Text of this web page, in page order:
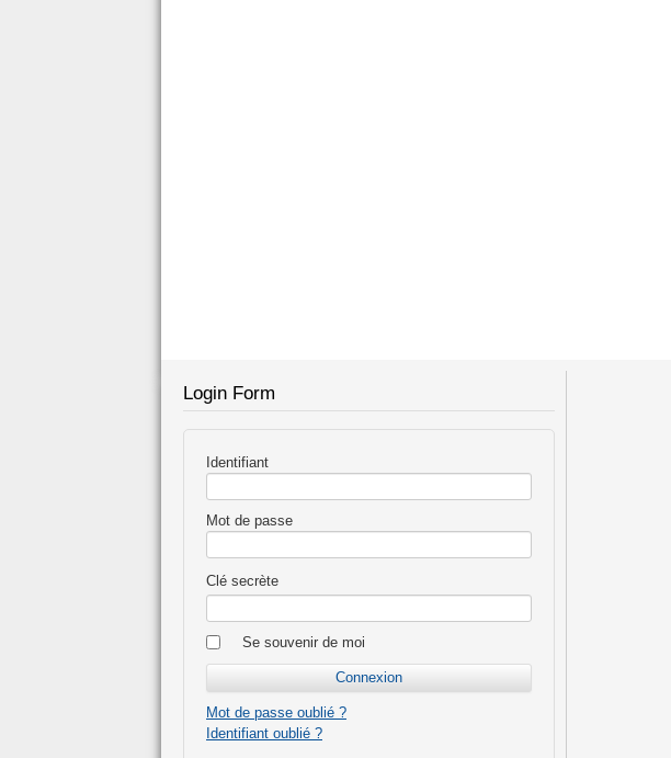
Login Form
Identifiant
Mot de passe
Clé secrète
Se souvenir de moi
Mot de passe oublié ?
Identifiant oublié ?